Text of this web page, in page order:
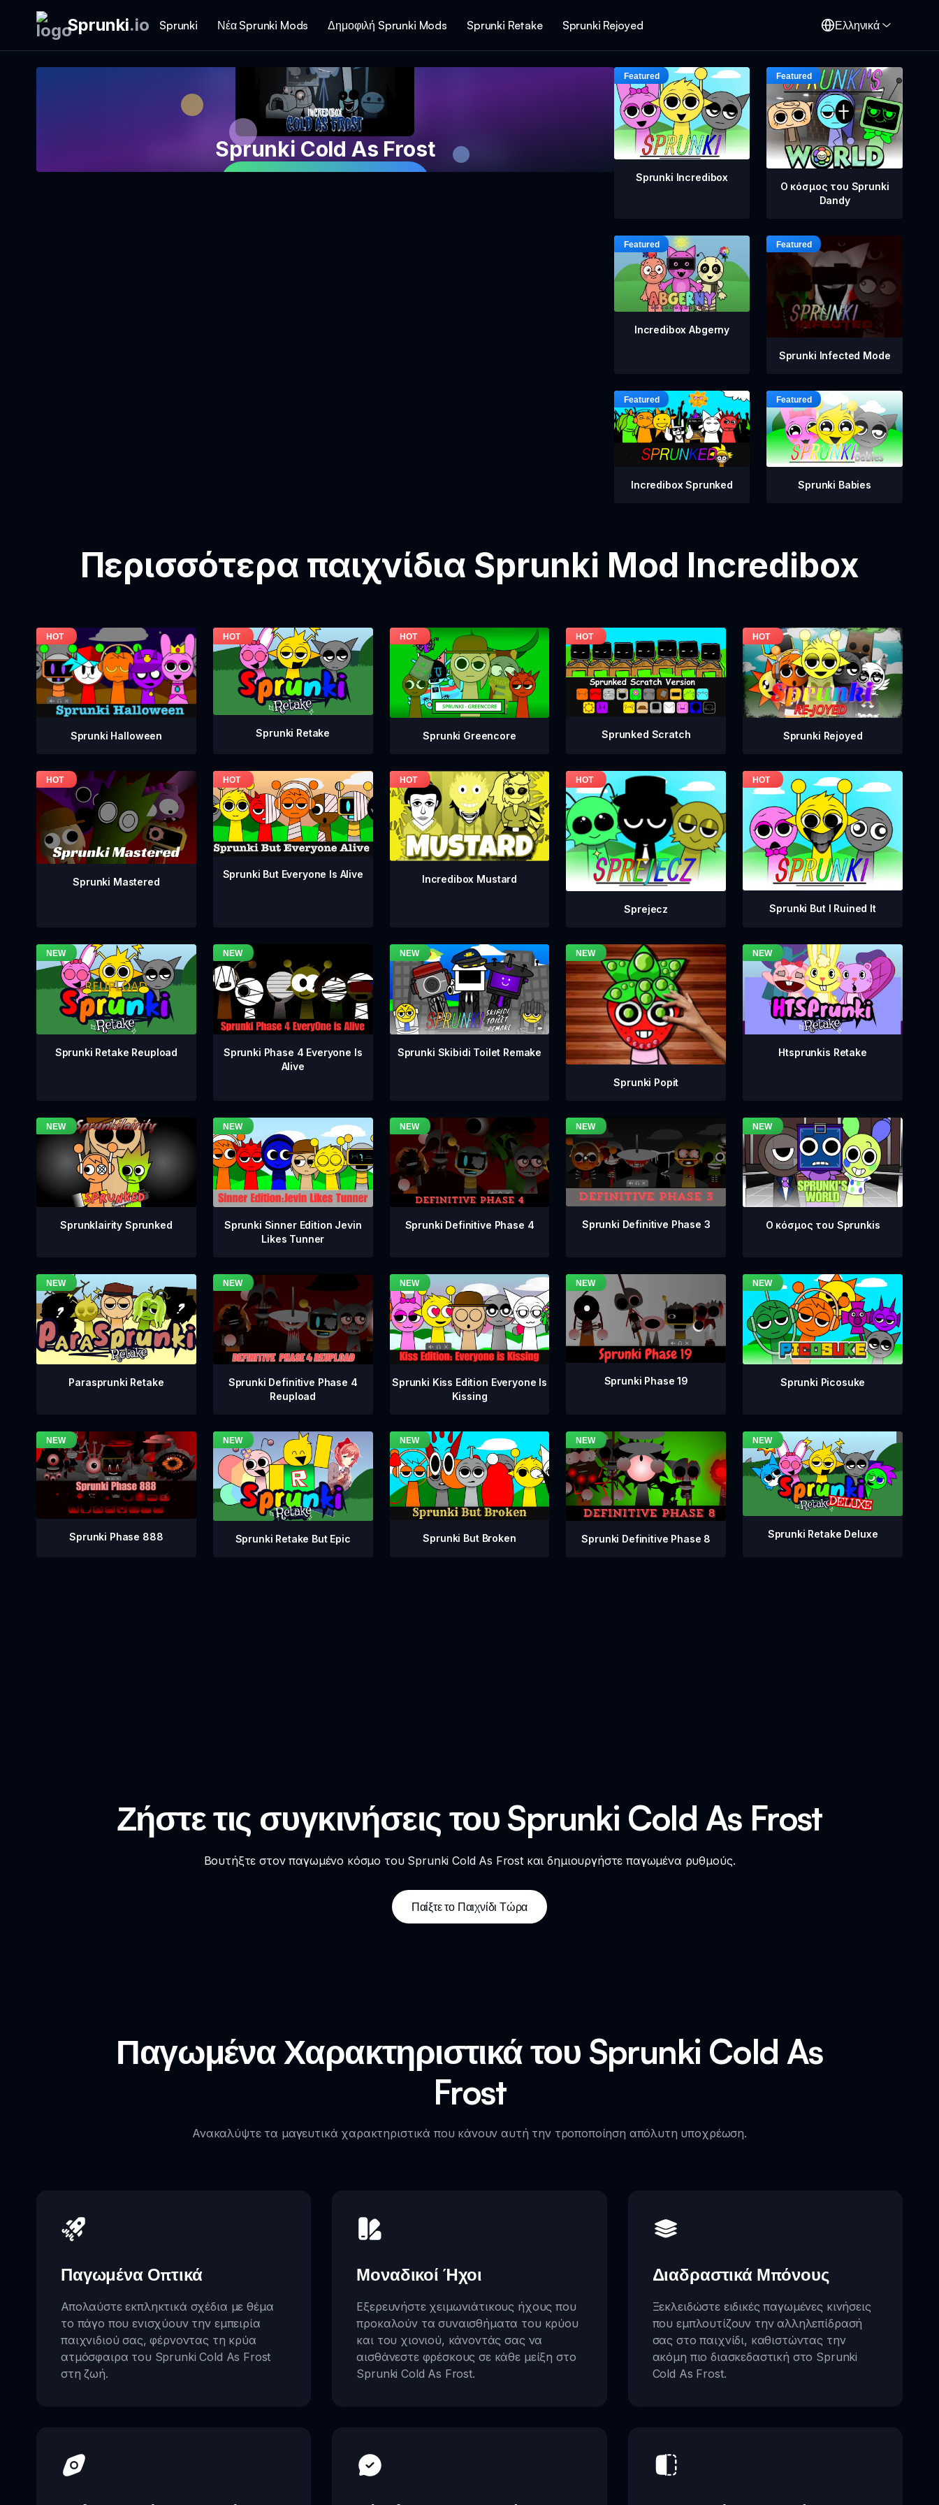
Sprunki.io Sprunki Νέα Sprunki Mods Δημοφιλή Sprunki Mods Sprunki Retake Sprunki Rejoyed Ελληνικά
Sprunki Cold As Frost
Sprunki Incredibox
Ο κόσμος του Sprunki
Dandy
Incredibox Abgerny
Sprunki Infected Mode
Incredibox Sprunked Sprunki Babies
Περισσότερα παιχνίδια Sprunki Mod Incredibox
Sprunki Halloween Sprunki Retake Sprunki Greencore Sprunked Scratch Sprunki Rejoyed
Sprunki Mastered
Sprunki But Everyone Is Alive Incredibox Mustard
Sprejecz Sprunki But I Ruined It
Sprunki Retake Reupload
Sprunki Phase 4 Everyone Is
Alive
Sprunki Skibidi Toilet Remake
Sprunki Popit
Htsprunkis Retake
Sprunklairity Sprunked
Sprunki Sinner Edition Jevin
Likes Tunner
Sprunki Definitive Phase 4 Sprunki Definitive Phase 3 Ο κόσμος του Sprunkis
Parasprunki Retake
Sprunki Definitive Phase 4
Reupload
Sprunki Kiss Edition Everyone Is
Kissing
Sprunki Phase 19 Sprunki Picosuke
Sprunki Phase 888 Sprunki Retake But Epic Sprunki But Broken Sprunki Definitive Phase 8 Sprunki Retake Deluxe
Ζήστε τις συγκινήσεις του Sprunki Cold As Frost
Βουτήξτε στον παγωμένο κόσμο του Sprunki Cold As Frost και δημιουργήστε παγωμένα ρυθμούς.
Παίξτε το Παιχνίδι Τώρα
Παγωμένα Χαρακτηριστικά του Sprunki Cold As
Frost
Ανακαλύψτε τα μαγευτικά χαρακτηριστικά που κάνουν αυτή την τροποποίηση απόλυτη υποχρέωση.
Παγωμένα Οπτικά
Απολαύστε εκπληκτικά σχέδια με θέμα
το πάγο που ενισχύουν την εμπειρία
παιχνιδιού σας, φέρνοντας τη κρύα
ατμόσφαιρα του Sprunki Cold As Frost
στη ζωή.
Μοναδικοί Ήχοι
Εξερευνήστε χειμωνιάτικους ήχους που
προκαλούν τα συναισθήματα του κρύου
και του χιονιού, κάνοντάς σας να
αισθάνεστε φρέσκους σε κάθε μείξη στο
Sprunki Cold As Frost.
Διαδραστικά Μπόνους
Ξεκλειδώστε ειδικές παγωμένες κινήσεις
που εμπλουτίζουν την αλληλεπίδρασή
σας στο παιχνίδι, καθιστώντας την
ακόμη πιο διασκεδαστική στο Sprunki
Cold As Frost.